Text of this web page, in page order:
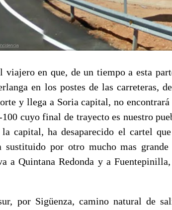
viajero en que, de un tiempo a esta
en los postes de las carreteras,
y llega a Soria capital, no
cuyo final de trayecto es nuestro
la capital, ha desaparecido el cartel
sustituido por otro mucho mas
a Quintana Redonda y a
por Sigüenza, camino natural de